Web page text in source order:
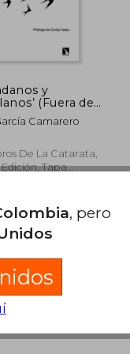
y
(Fuera de
Camarero
De La Catarata,
Edición, Tapa
, pero